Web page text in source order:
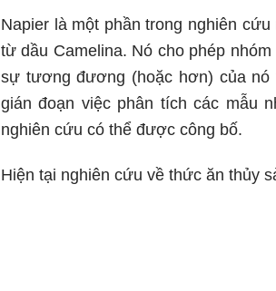
Napier là một phần trong nghiên
từ dầu Camelina. Nó cho phép
sự tương đương (hoặc hơn) của
gián đoạn việc phân tích các mẫu
nghiên cứu có thể được công bố.
Hiện tại nghiên cứu về thức ăn thủy